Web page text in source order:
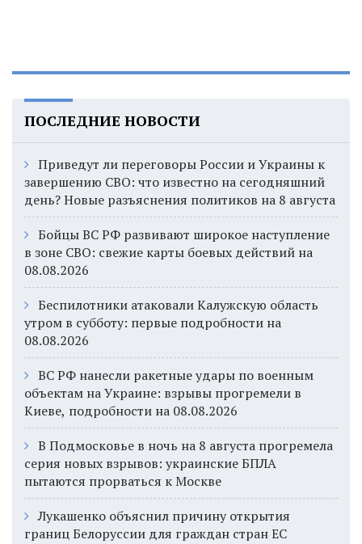
ПОСЛЕДНИЕ НОВОСТИ
Приведут ли переговоры России и Украины к
завершению СВО: что известно на сегодняшний
день? Новые разъяснения политиков на 8 августа
Бойцы ВС РФ развивают широкое наступление
в зоне СВО: свежие карты боевых действий на
08.08.2026
Беспилотники атаковали Калужскую область
утром в субботу: первые подробности на
08.08.2026
ВС РФ нанесли ракетные удары по военным
объектам на Украине: взрывы прогремели в
Киеве, подробности на 08.08.2026
В Подмосковье в ночь на 8 августа прогремела
серия новых взрывов: украинские БПЛА
пытаются прорваться к Москве
Лукашенко объяснил причину открытия
границ Белоруссии для граждан стран ЕС